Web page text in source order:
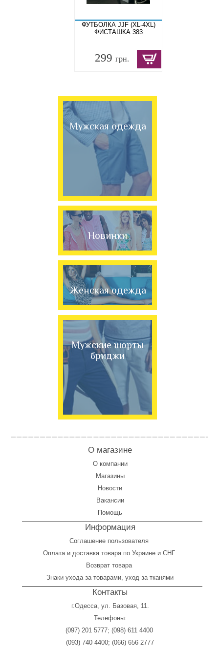
ФУТБОЛКА JJF (XL-4XL)
ФИСТАШКА 383
299 грн.
Мужская одежда
Новинки
Женская одежда
Мужские шорты
бриджи
О магазине
О компании
Магазины
Новости
Вакансии
Помощь
Информация
Соглашение пользователя
Оплата и доставка товара по Украине и СНГ
Возврат товара
Знаки ухода за товарами, уход за тканями
Контакты
г.Одесса, ул. Базовая, 11.
Телефоны:
(097) 201 5777; (098) 611 4400
(093) 740 4400; (066) 656 2777